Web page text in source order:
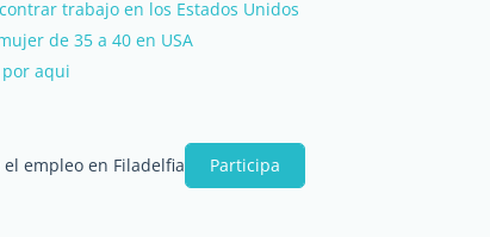
trabajo en los Estados Unidos
de 35 a 40 en USA
aqui
empleo en Filadelfia Participa